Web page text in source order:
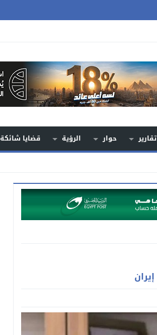
تقارير حوار الرؤية قضايا شائكة